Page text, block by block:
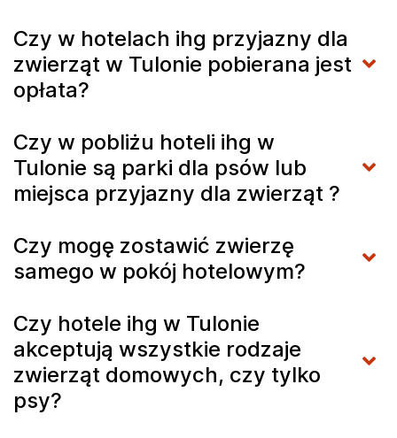
Czy w hotelach ihg przyjazny dla
zwierząt w Tulonie pobierana jest
opłata?
Czy w pobliżu hoteli ihg w
Tulonie są parki dla psów lub
miejsca przyjazny dla zwierząt ?
Czy mogę zostawić zwierzę
samego w pokój hotelowym?
Czy hotele ihg w Tulonie
akceptują wszystkie rodzaje
zwierząt domowych, czy tylko
psy?